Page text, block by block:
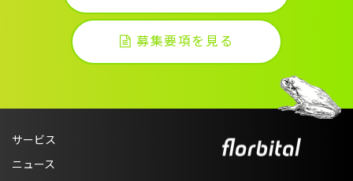
募集要項を見る
サービス
ニュース